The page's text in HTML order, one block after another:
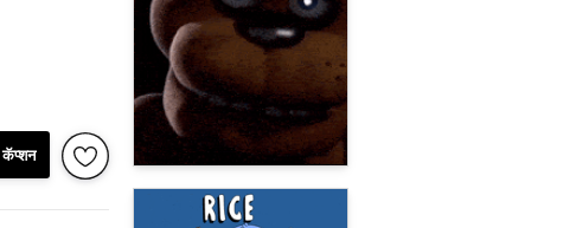
कॅप्शन